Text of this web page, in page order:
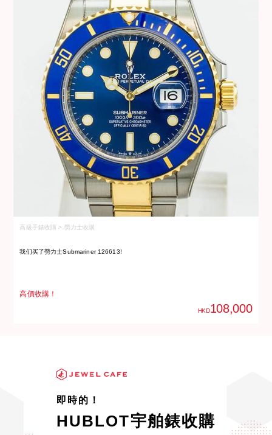
高級手錶收購 > 勞力士收購
我们买了勞力士Submariner 126613!
高價收購！
HKD108,000
即時的！
HUBLOT宇舶錶收購